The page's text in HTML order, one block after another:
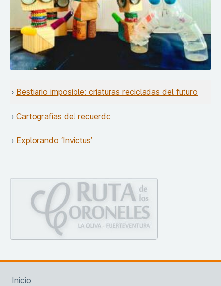
Bestiario imposible: criaturas recicladas del futuro
Cartografías del recuerdo
Explorando ‘Invictus’
Inicio